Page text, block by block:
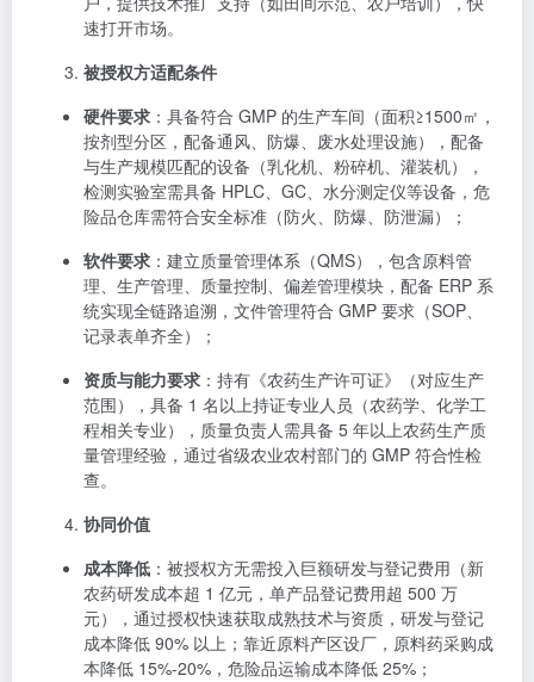
速打开市场。
被授权方适配条件
硬件要求 ：具备符合 GMP 的生产车间（面积≥1500㎡，
按剂型分区，配备通风、防爆、废水处理设施），配备
与生产规模匹配的设备（乳化机、粉碎机、灌装机），
检测实验室需具备 HPLC、GC、水分测定仪等设备，危
险品仓库需符合安全标准（防火、防爆、防泄漏）；
软件要求 ：建立质量管理体系（QMS），包含原料管
理、生产管理、质量控制、偏差管理模块，配备 ERP 系
统实现全链路追溯，文件管理符合 GMP 要求（SOP、
记录表单齐全）；
资质与能力要求 ：持有《农药生产许可证》（对应生产
范围），具备 1 名以上持证专业人员（农药学、化学工
程相关专业），质量负责人需具备 5 年以上农药生产质
量管理经验，通过省级农业农村部门的 GMP 符合性检
查。
协同价值
成本降低 ：被授权方无需投入巨额研发与登记费用（新
农药研发成本超 1 亿元，单产品登记费用超 500 万
元），通过授权快速获取成熟技术与资质，研发与登记
成本降低 90% 以上；靠近原料产区设厂，原料药采购成
本降低 15%-20%，危险品运输成本降低 25%；